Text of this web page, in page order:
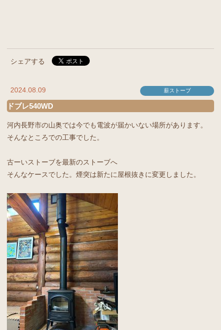
シェアする
2024.08.09 薪ストーブ
ドブレ540WD
河内長野市の山奥では今でも電波が届かいない場所があります。
そんなところでの工事でした。
古ーいストーブを最新のストーブへ
そんなケースでした。煙突は新たに屋根抜きに変更しました。